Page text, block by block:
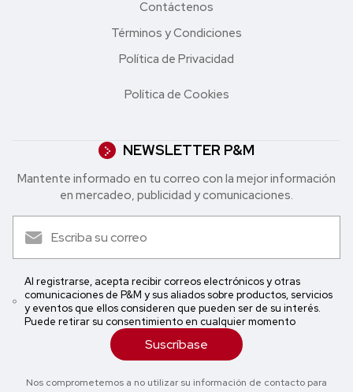
Contáctenos
Términos y Condiciones
Política de Privacidad
Política de Cookies
NEWSLETTER P&M
Mantente informado en tu correo con la mejor in formación
en mercadeo, publicidad y comunicaciones.
Al registrarse, acepta recibir correos electrónicos y otras
comunicaciones de P&M y sus aliados sobre productos, servicios
y eventos que ellos consideren que pueden ser de su interés.
Puede retirar su consentimiento en cualquier momento
Suscríbase
Nos comprometemos a no utilizar su información de contacto para